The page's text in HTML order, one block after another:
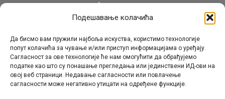
Подешавање колачића
Да бисмо вам пружили најбоља искуства, користимо технологије
попут колачића за чување и/или приступ информацијама о уређају.
Сагласност за ове технологије ће нам омогућити да обрађујемо
податке као што су понашање прегледања или јединствени ИД-ови на
овој веб страници. Недавање сагласности или повлачење
сагласности може негативно утицати на одређене функције.
Актуелно
Стручни кадар
Пројекти
Архива
Контакт